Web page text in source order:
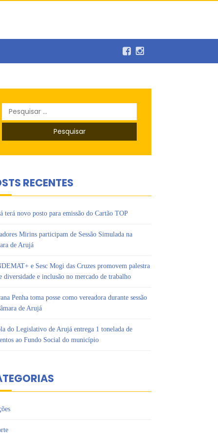
Pesquisar
por:
RECENTES
terá novo posto para emissão do Cartão TOP
Mirins participam de Sessão Simulada na
de Arujá
e Sesc Mogi das Cruzes promovem palestra
diversidade e inclusão no mercado de trabalho
Penha toma posse como vereadora durante sessão
de Arujá
do Legislativo de Arujá entrega 1 tonelada de
ao Fundo Social do município